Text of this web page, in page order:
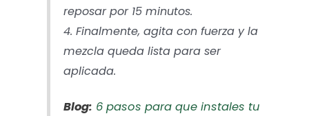
reposar por 15 minutos.
4. Finalmente, agita con fuerza y la
mezcla queda lista para ser
aplicada.
Blog: 6 pasos para que instales tu